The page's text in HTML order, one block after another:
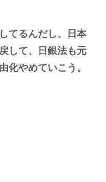
てるんだし、日本
して、日銀法も元
化やめていこう。